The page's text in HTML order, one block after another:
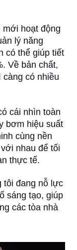
hoạt động
lý năng
có thể giúp tiết
Về bản chất,
có nhiều
cái nhìn toàn
bơm hiệu suất
cùng nền
nhau để tối
thực tế.
tôi đang nỗ lực
sáng tạo, giúp
các tòa nhà